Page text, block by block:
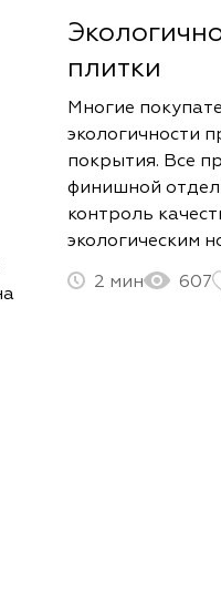
плитки
Многие
экологичности
покрытия. Все
финишной
контроль
экологическим
2 607